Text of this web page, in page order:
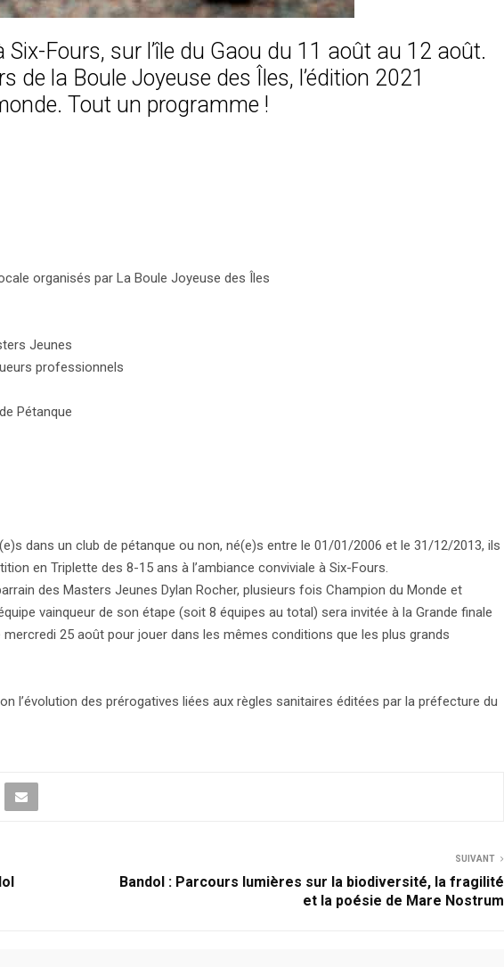
Fours, sur l’île du Gaou du 11 août au 12 août.
de la Boule Joyeuse des Îles, l’édition 2021
Tout un programme !
organisés par La Boule Joyeuse des Îles
Jeunes
professionnels
Pétanque
dans un club de pétanque ou non, né(e)s entre le 01/01/2006 et le 31/12/2013, ils
en Triplette des 8-15 ans à l’ambiance conviviale à Six-Fours.
des Masters Jeunes Dylan Rocher, plusieurs fois Champion du Monde et
vainqueur de son étape (soit 8 équipes au total) sera invitée à la Grande finale
25 août pour jouer dans les mêmes conditions que les plus grands
l’évolution des prérogatives liées aux règles sanitaires éditées par la préfecture du
SUIVANT
Bandol : Parcours lumières sur la biodiversité, la fragilité
et la poésie de Mare Nostrum